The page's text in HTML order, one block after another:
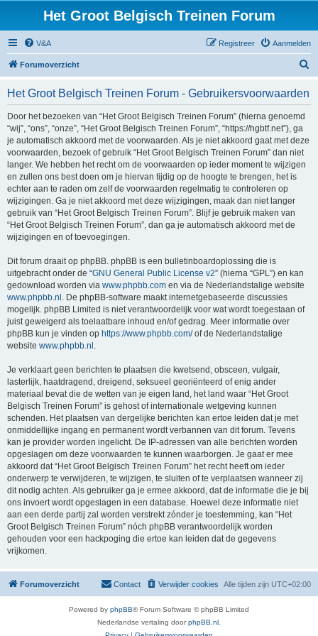
Het Groot Belgisch Treinen Forum
V&A Aanmelden
Registreer
Forumoverzicht
Het Groot Belgisch Treinen Forum - Gebruikersvoorwaarden
Door het bezoeken van “Het Groot Belgisch Treinen Forum” (hierna genoemd
“wij”, “ons”, “onze”, “Het Groot Belgisch Treinen Forum”, “https://hgbtf.net”), ga
je automatisch akkoord met de voorwaarden. Als je niet akkoord gaat met deze
voorwaarden, bezoek of gebruik “Het Groot Belgisch Treinen Forum” dan niet
langer. We hebben het recht om de voorwaarden op ieder moment te wijzigen
en zullen ons best doen om je hiervan tijdig op de hoogte te brengen, het is
echter aan te raden om zelf de voorwaarden regelmatig te controleren op
wijzigingen. Ga je niet akkoord met deze wijzigingen, maak dan niet langer
gebruik van “Het Groot Belgisch Treinen Forum”. Blijf je gebruik maken van
“Het Groot Belgisch Treinen Forum”, dan ga je automatisch akkoord met de
wijzigingen en of toevoegingen.
Dit forum draait op phpBB. phpBB is een bulletinboardoplossing die is
uitgebracht onder de “GNU General Public License v2” (hierna “GPL”) en kan
gedownload worden via www.phpbb.com en via de Nederlandstalige website
www.phpbb.nl . De phpBB-software maakt internetgebaseerde discussies
mogelijk. phpBB Limited is niet verantwoordelijk voor wat wordt toegestaan of
juist geweigerd als toelaatbare inhoud en/of gedrag. Meer informatie over
phpBB kun je vinden op https://www.phpbb.com/of de Nederlandstalige
website www.phpbb.nl .
Je verklaart geen berichten te plaatsen die kwetsend, obsceen, vulgair,
lasterlijk, haatdragend, dreigend, seksueel georiënteerd of enig ander
materiaal bevat die de wetten van je eigen land, het land waar “Het Groot
Belgisch Treinen Forum” is gehost of internationale wetgeving kunnen
schenden. Het plaatsen van dergelijke berichten kan ertoe leiden dat je met
onmiddellijke ingang en permanent wordt verbannen van dit forum. Tevens
kan je provider worden ingelicht. De IP-adressen van alle berichten worden
opgeslagen om deze voorwaarden te kunnen waarborgen. Je gaat er mee
akkoord dat “Het Groot Belgisch Treinen Forum” het recht heeft om ieder
onderwerp te verwijderen, te wijzigen, te sluiten of te verplaatsen wanneer zij
dit nodig achten. Als gebruiker ga je ermee akkoord, dat de informatie die je bij
ons invoert wordt opgeslagen in een database. Hoewel deze informatie niet
aan een derde partij zal worden verstrekt zónder je toestemming, kan “Het
Groot Belgisch Treinen Forum” nóch phpBB verantwoordelijk worden
gehouden voor een hackpoging die ertoe kan leiden dat de gegevens
vrijkomen.
Forumoverzicht Alle tijden zijn UTC+02:00
Verwijder cookies
Contact
Powered by phpBB® Forum Software © phpBB Limited
Nederlandse vertaling doorphpBB.nl